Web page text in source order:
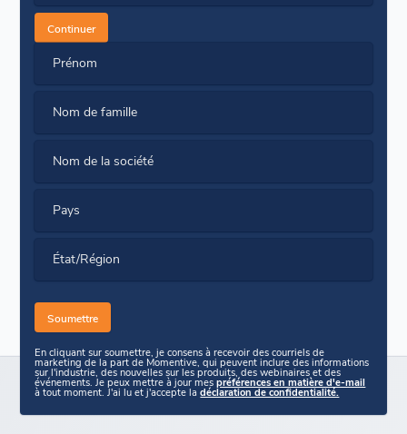
Continuer
Prénom
Nom de famille
Nom de la société
Pays
État/Région
En cliquant sur soumettre, je consens à recevoir des courriels de
marketing de la part de Momentive, qui peuvent inclure des informations
sur l'industrie, des nouvelles sur les produits, des webinaires et des
événements. Je peux mettre à jour mespréférences en matière d'e-mail
à tout moment. J'ai lu et j'accepte ladéclaration de confidentialité.